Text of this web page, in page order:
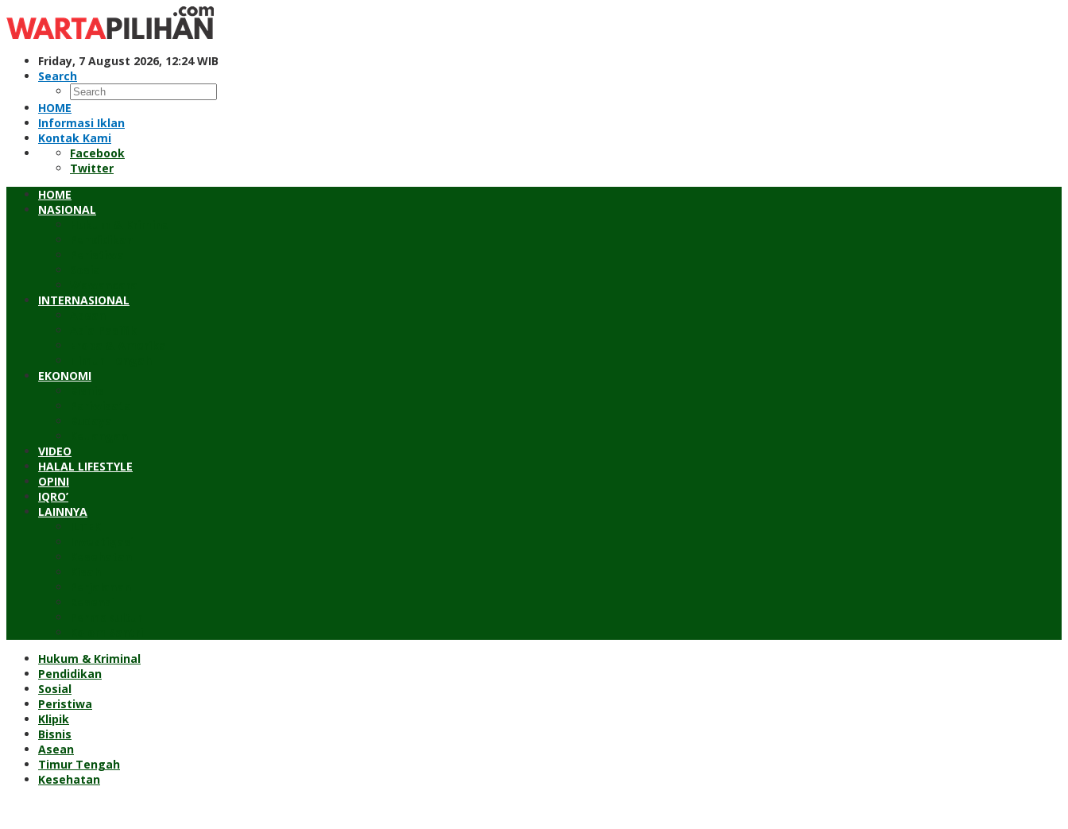
to
content
Friday, 7 August 2026, 12:24 WIB
Search
HOME
Informasi Iklan
Kontak Kami
Facebook
Twitter
HOME
NASIONAL
INTERNASIONAL
EKONOMI
VIDEO
HALAL LIFESTYLE
OPINI
IQRO’
LAINNYA
Hukum & Kriminal
Pendidikan
Sosial
Peristiwa
Klipik
Bisnis
Asean
Timur Tengah
Kesehatan